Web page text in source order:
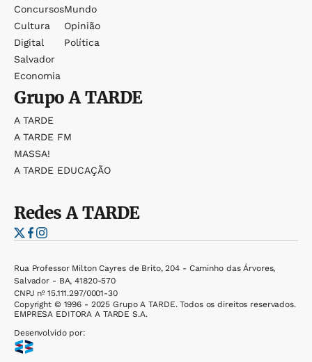
Concursos
Cultura
Digital
Salvador
Economia
Mundo
Opinião
Política
GrupoA TARDE
A TARDE
A TARDE FM
MASSA!
A TARDE EDUCAÇÃO
RedesA TARDE
Rua Professor Milton Cayres de Brito, 204 - Caminho das Árvores,
Salvador - BA, 41820-570
CNPJ nº 15.111.297/0001-30
Copyright © 1996 - 2025 Grupo A TARDE. Todos os direitos reservados.
EMPRESA EDITORA A TARDE S.A.
Desenvolvido por: